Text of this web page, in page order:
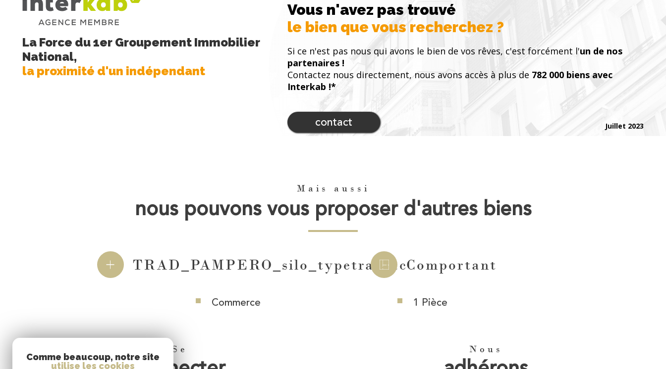
La Force du 1er Groupement Immobilier
National,
la proximité d'un indépendant
Vous n'avez pas trouvé
le bien que vous recherchez ?
Si ce n'est pas nous qui avons le bien de vos rêves, c'est forcément l'un de nos
partenaires !
Contactez nous directement, nous avons accès à plus de 782 000 biens avec
Interkab !*
contact Juillet 2023
Mais aussi
nous pouvons vous proposer d'autres biens
TRAD_PAMPERO_silo_typetransac
Commerce
Comportant
1 Pièce
Se Nous
Comme beaucoup, notre site
utilise les cookies